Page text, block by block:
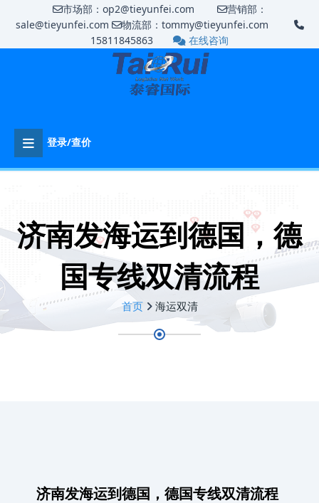
市场部：op2@tieyunfei.com
营销部：
sale@tieyunfei.com
物流部：tommy@tieyunfei.com
15811845863
在线咨询
登录/查价
济南发海运到德国，德
国专线双清流程
首页 海运双清
济南发海运到德国，德国专线双清流程